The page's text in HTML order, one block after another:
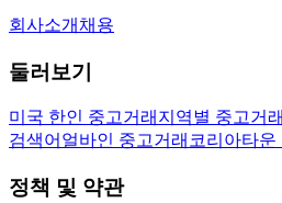
회사소개 채용
둘러보기
미국 한인 중고거래 지역별 중고거래
검색어 얼바인 중고거래 코리아타운
정책 및 약관